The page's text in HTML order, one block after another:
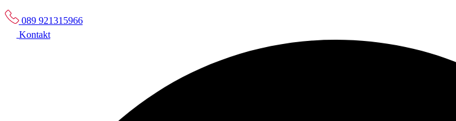
089 921315966
Kontakt